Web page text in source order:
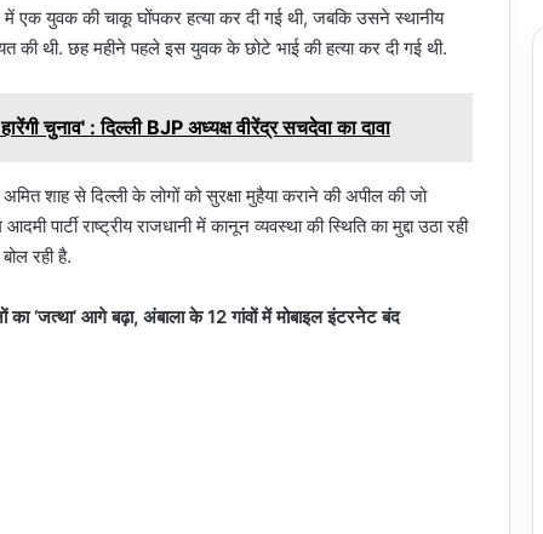
एक युवक की चाकू घोंपकर हत्या कर दी गई थी, जबकि उसने स्थानीय
की थी. छह महीने पहले इस युवक के छोटे भाई की हत्या कर दी गई थी.
चुनाव' : दिल्ली BJP अध्यक्ष वीरेंद्र सचदेवा का दावा
शाह से दिल्ली के लोगों को सुरक्षा मुहैया कराने की अपील की जो
राष्ट्रीय राजधानी में कानून व्यवस्था की स्थिति का मुद्दा उठा रही
रही है.
का ‘जत्था’ आगे बढ़ा, अंबाला के 12 गांवों में मोबाइल इंटरनेट बंद